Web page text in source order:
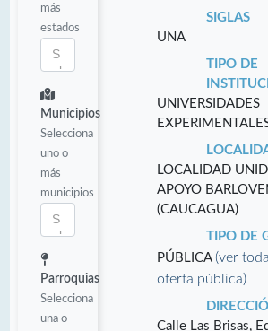
más
estados
Municipios
Selecciona
uno o
más
municipios
Parroquias
Selecciona
una o
SIGLAS
UNA
TIPO DE
UNIVERSIDADES
LOCALIDAD
APOYO
(CAUCAGUA)
TIPO DE
PÚBLICA (ver
oferta pública)
Calle Las Brisas,